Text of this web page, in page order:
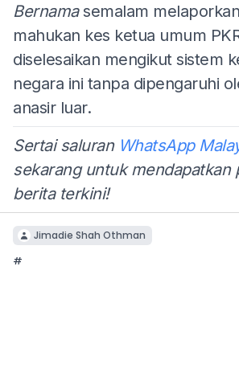
Bernamasemalam
mahukan kes ketua umum
diselesaikan mengikut sistem
negara ini tanpa dipengaruhi
anasir luar.
Sertai saluran WhatsApp
sekarang untuk mendapatkan
berita terkini!
Jimadie Shah Othman
#